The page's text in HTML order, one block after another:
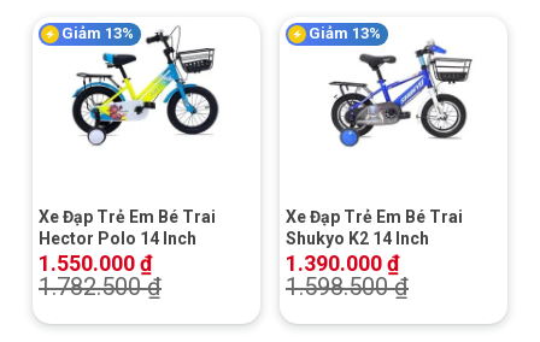
Giảm 13%
Xe Đạp Trẻ Em Bé Trai
Hector Polo 14 Inch
1.550.000₫
1.782.500₫
Giảm 13%
Xe Đạp Trẻ Em Bé Trai
Shukyo K2 14 Inch
1.390.000₫
1.598.500₫